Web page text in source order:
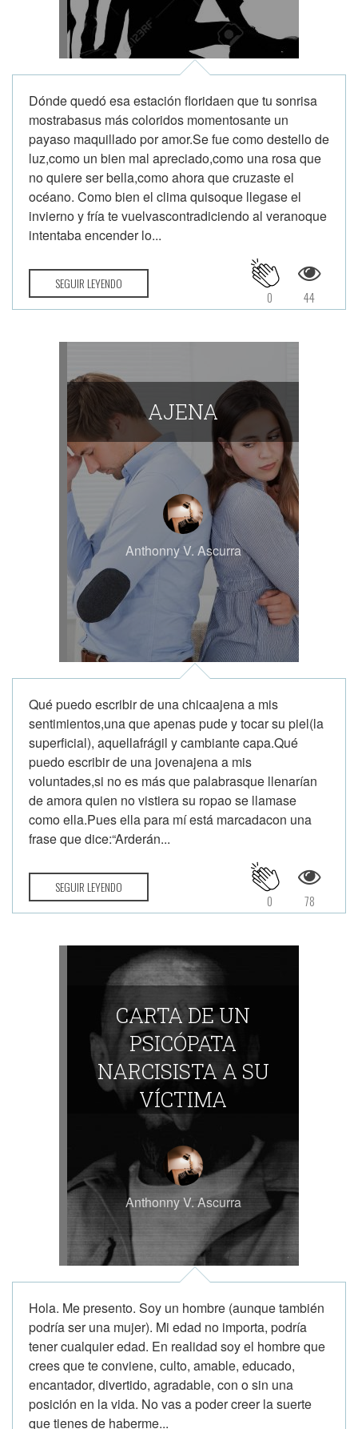
Dónde quedó esa estación floridaen que tu sonrisa
mostrabasus más coloridos momentosante un
payaso maquillado por amor.Se fue como destello de
luz,como un bien mal apreciado,como una rosa que
no quiere ser bella,como ahora que cruzaste el
océano. Como bien el clima quisoque llegase el
invierno y fría te vuelvascontradiciendo al veranoque
intentaba encender lo...
SEGUIR LEYENDO
44
0
AJENA
Anthonny V. Ascurra
Qué puedo escribir de una chicaajena a mis
sentimientos,una que apenas pude y tocar su piel(la
superficial), aquellafrágil y cambiante capa.Qué
puedo escribir de una jovenajena a mis
voluntades,si no es más que palabrasque llenarían
de amora quien no vistiera su ropao se llamase
como ella.Pues ella para mí está marcadacon una
frase que dice:“Arderán...
SEGUIR LEYENDO
78
0
CARTA DE UN
PSICÓPATA
NARCISISTA A SU
VÍCTIMA
Anthonny V. Ascurra
Hola. Me presento. Soy un hombre (aunque también
podría ser una mujer). Mi edad no importa, podría
tener cualquier edad. En realidad soy el hombre que
crees que te conviene, culto, amable, educado,
encantador, divertido, agradable, con o sin una
posición en la vida. No vas a poder creer la suerte
que tienes de haberme...